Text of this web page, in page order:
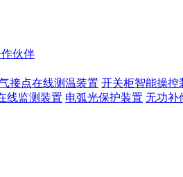
伙伴
接点在线测温装置 开关柜智能操控
线监测装置 电弧光保护装置 无功补